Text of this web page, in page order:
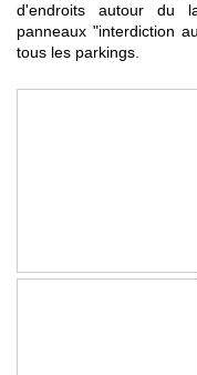
d'endroits autour du
panneaux "interdiction
tous les parkings.